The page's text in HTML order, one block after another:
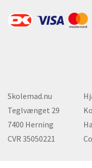
Skolemad.nu
Teglvænget 29
7400 Herning
CVR 35050221